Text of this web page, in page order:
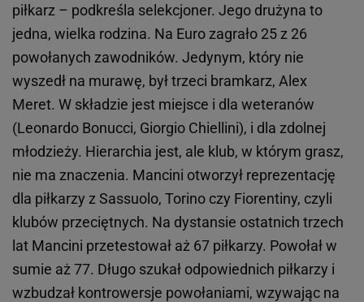
piłkarz – podkreśla selekcjoner. Jego drużyna to
jedna, wielka rodzina. Na Euro zagrało 25 z 26
powołanych zawodników. Jedynym, który nie
wyszedł na murawę, był trzeci bramkarz, Alex
Meret. W składzie jest miejsce i dla weteranów
(Leonardo Bonucci, Giorgio Chiellini), i dla zdolnej
młodzieży. Hierarchia jest, ale klub, w którym grasz,
nie ma znaczenia. Mancini otworzył reprezentację
dla piłkarzy z Sassuolo, Torino czy Fiorentiny, czyli
klubów przeciętnych. Na dystansie ostatnich trzech
lat Mancini przetestował aż 67 piłkarzy. Powołał w
sumie aż 77. Długo szukał odpowiednich piłkarzy i
wzbudzał kontrowersje powołaniami, wzywając na